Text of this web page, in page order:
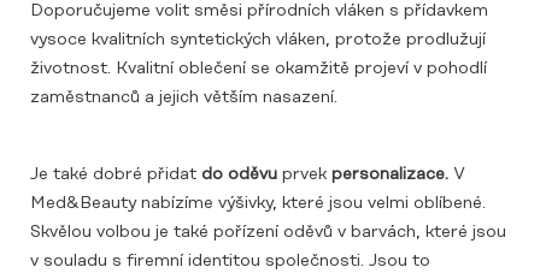
Doporučujeme volit směsi přírodních vláken s přídavkem
vysoce kvalitních syntetických vláken, protože prodlužují
životnost. Kvalitní oblečení se okamžitě projeví v pohodlí
zaměstnanců a jejich větším nasazení.
Je také dobré přidat do oděvu prvek personalizace. V
Med&Beauty nabízíme výšivky, které jsou velmi oblíbené.
Skvělou volbou je také pořízení oděvů v barvách, které jsou
v souladu s firemní identitou společnosti. Jsou to